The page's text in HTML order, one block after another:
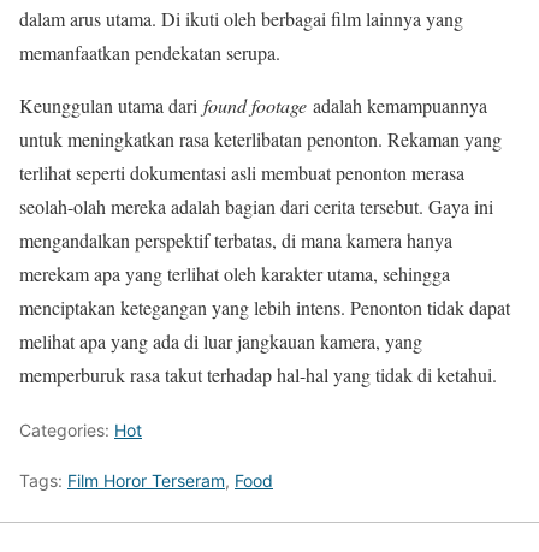
dalam arus utama. Di ikuti oleh berbagai film lainnya yang
memanfaatkan pendekatan serupa.
Keunggulan utama dari found footage adalah kemampuannya
untuk meningkatkan rasa keterlibatan penonton. Rekaman yang
terlihat seperti dokumentasi asli membuat penonton merasa
seolah-olah mereka adalah bagian dari cerita tersebut. Gaya ini
mengandalkan perspektif terbatas, di mana kamera hanya
merekam apa yang terlihat oleh karakter utama, sehingga
menciptakan ketegangan yang lebih intens. Penonton tidak dapat
melihat apa yang ada di luar jangkauan kamera, yang
memperburuk rasa takut terhadap hal-hal yang tidak di ketahui.
Categories: Hot
Tags: Film Horor Terseram, Food